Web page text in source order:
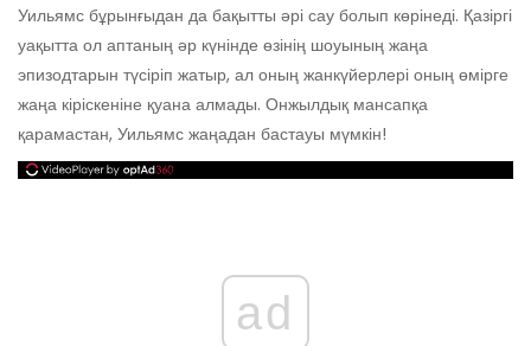
Уильямс бұрынғыдан да бақытты әрі сау болып көрінеді. Қазіргі
уақытта ол аптаның әр күнінде өзінің шоуының жаңа
эпизодтарын түсіріп жатыр, ал оның жанкүйерлері оның өмірге
жаңа кіріскеніне қуана алмады. Онжылдық мансапқа
қарамастан, Уильямс жаңадан бастауы мүмкін!
ad